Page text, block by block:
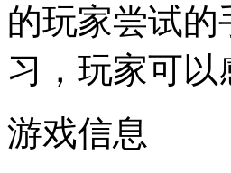
的玩家尝试
习，玩家可
游戏信息